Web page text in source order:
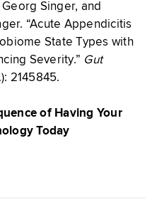
Singer, and
“Acute Appendicitis
State Types with
Severity.” Gut
2145845.
of Having Your
Today